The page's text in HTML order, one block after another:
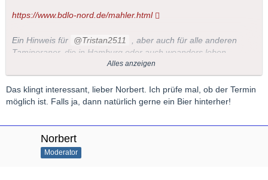
https://www.bdlo-nord.de/mahler.html
Ein Hinweis für Tristan2511
, aber auch für alle anderen
Taminoraner, die in Hamburg oder auch woanders leben.
Ich habe mir eben eine Karte gekauft und freue mich riesig auf
das Konzert, weil ich zum einen Mahlers 3. Sinfonie sehr liebe
und weil zum anderen eine Schulfreundin im Chor mitsingt, wie
Die Karten sind sehr günstig (12-28 €) erhältlich; vielleicht hat
jemand spontan Lust auch das Konzert zu besuchen und man
könnte sich danach vielleicht auf ein Getränk treffen...
Alles anzeigen
Das klingt interessant, lieber Norbert. Ich prüfe mal, ob der Termin
möglich ist. Falls ja, dann natürlich gerne ein Bier hinterher!
Norbert
Moderator